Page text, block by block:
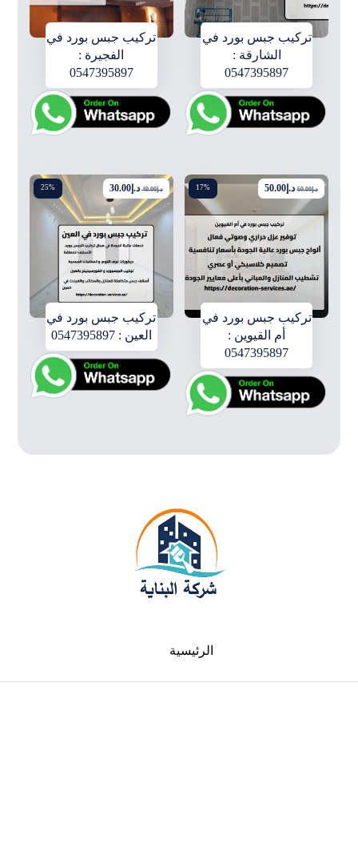
تركيب جبس بورد في
الشارقة :
0547395897
تركيب جبس بورد في
الفجيرة :
0547395897
17%
تركيب جبس بورد في
أم القيوين :
0547395897
د.إ60.00 د.إ50.00
25%
تركيب جبس بورد في
العين : 0547395897
د.إ40.00 د.إ30.00
الرئيسية